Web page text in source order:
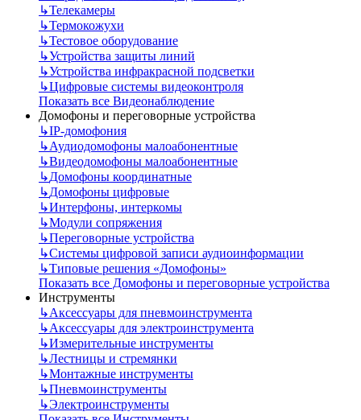
↳Телекамеры
↳Термокожухи
↳Тестовое оборудование
↳Устройства защиты линий
↳Устройства инфракрасной подсветки
↳Цифровые системы видеоконтроля
Показать все Видеонаблюдение
Домофоны и переговорные устройства
↳IP-домофония
↳Аудиодомофоны малоабонентные
↳Видеодомофоны малоабонентные
↳Домофоны координатные
↳Домофоны цифровые
↳Интерфоны, интеркомы
↳Модули сопряжения
↳Переговорные устройства
↳Системы цифровой записи аудиоинформации
↳Типовые решения «Домофоны»
Показать все Домофоны и переговорные устройства
Инструменты
↳Аксессуары для пневмоинструмента
↳Аксессуары для электроинструмента
↳Измерительные инструменты
↳Лестницы и стремянки
↳Монтажные инструменты
↳Пневмоинструменты
↳Электроинструменты